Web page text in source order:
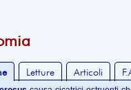
Letture Articoli